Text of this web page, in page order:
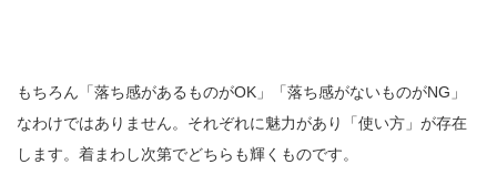
もちろん「落ち感があるものがOK」「落ち感がないものがNG」
なわけではありません。それぞれに魅力があり「使い方」が存在
します。着まわし次第でどちらも輝くものです。